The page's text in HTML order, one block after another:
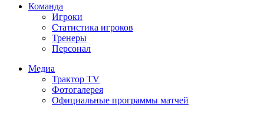
Команда
Игроки
Статистика игроков
Тренеры
Персонал
Медиа
Трактор TV
Фотогалерея
Официальные программы матчей